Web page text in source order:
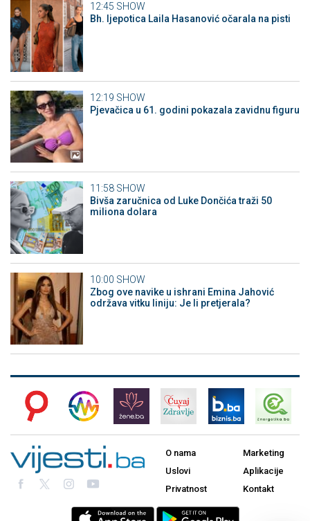
12:45 SHOW
Bh. ljepotica Laila Hasanović očarala na pisti
12:19 SHOW
Pjevačica u 61. godini pokazala zavidnu figuru
11:58 SHOW
Bivša zaručnica od Luke Dončića traži 50
miliona dolara
10:00 SHOW
Zbog ove navike u ishrani Emina Jahović
održava vitku liniju: Je li pretjerala?
O nama
Uslovi
Privatnost
Marketing
Aplikacije
Kontakt